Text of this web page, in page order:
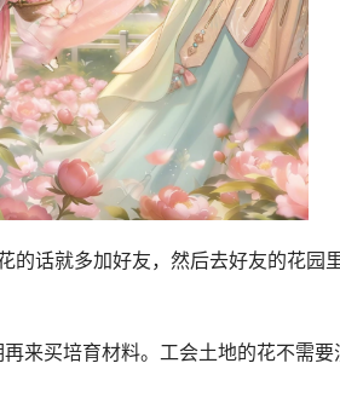
的话就多加好友，然后去好友的花园
来买培育材料。工会土地的花不需